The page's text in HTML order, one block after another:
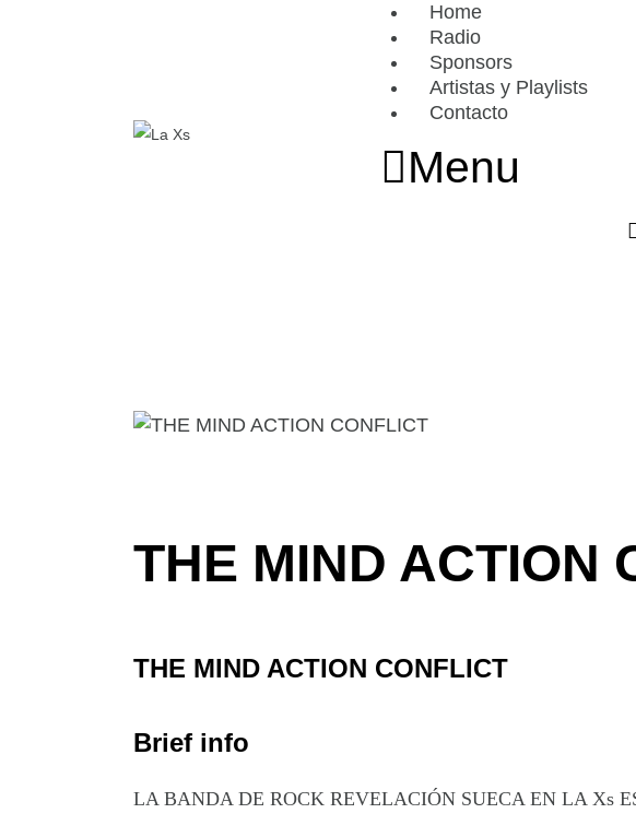
Home
Radio
Sponsors
Artistas y Playlists
Contacto
THE MIND ACTION
THE MIND ACTION CONFLICT
Brief info
LA BANDA DE ROCK REVELACIÓN SUECA EN LA Xs